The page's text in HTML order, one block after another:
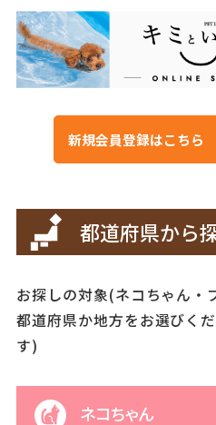
新規会員登録はこちら
都道府県から
お探しの対象(ネコちゃん・
都道府県か地方をお選びく
す)
ネコちゃん